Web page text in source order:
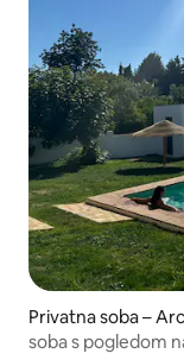
Privatna soba –
soba s pogledom